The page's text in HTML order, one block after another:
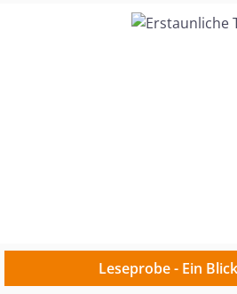
Bildergalerie überspringen
Leseprobe - Ein